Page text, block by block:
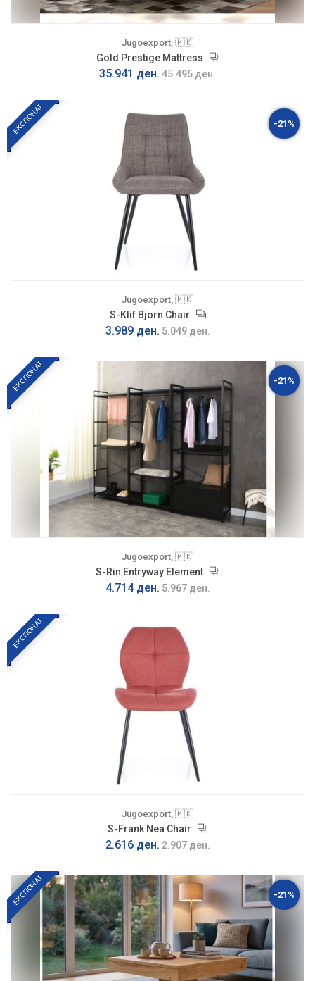
Jugoexport, 🇲🇰
Gold Prestige Mattress
35.941 ден. 45.495 ден.
ЕКСПОНАТ -21%
Jugoexport, 🇲🇰
S-Klif Bjorn Chair
3.989 ден. 5.049 ден.
ЕКСПОНАТ -21%
Jugoexport, 🇲🇰
S-Rin Entryway Element
4.714 ден. 5.967 ден.
ЕКСПОНАТ
Jugoexport, 🇲🇰
S-Frank Nea Chair
2.616 ден. 2.907 ден.
ЕКСПОНАТ -21%